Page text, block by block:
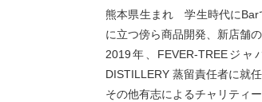
熊本県生まれ 学生時代にBar
に立つ傍ら商品開発、新店舗
2019年、FEVER-TREEジ
DISTILLERY 蒸留責任者に就
その他有志によるチャリティ